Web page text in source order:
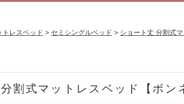
トレスベッド > セミシングルベッド > ショート丈 分割式
割式マットレスベッド【ボ